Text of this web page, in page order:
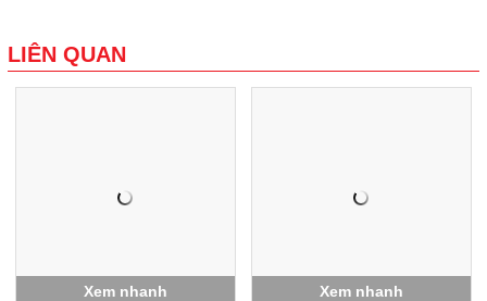
LIÊN QUAN
Xem nhanh Xem nhanh